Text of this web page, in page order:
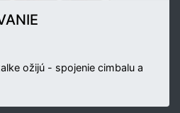
ožijú - spojenie cimbalu a